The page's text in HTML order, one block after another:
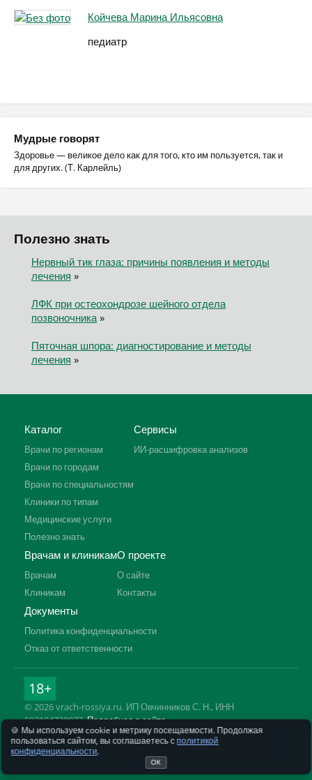
Койчева Марина Ильясовна
педиатр
Мудрые говорят
Здоровье — великое дело как для того, кто им пользуется, так и
для других. (Т. Карлейль)
Полезно знать
Нервный тик глаза: причины появления и методы
лечения »
ЛФК при остеохондрозе шейного отдела
позвоночника»
Пяточная шпора: диагностирование и методы
лечения »
Каталог
Врачи по регионам
Врачи по городам
Врачи по специальностям
Клиники по типам
Медицинские услуги
Полезно знать
Сервисы
ИИ-расшифровка анализов
Врачам и клиникам
Врачам
Клиникам
О проекте
О сайте
Контакты
Документы
Политика конфиденциальности
Отказ от ответственности
18+
© 2026 vrach-rossiya.ru. ИП Овчинников С. Н., ИНН
592104728977.Подробнее о сайте
Информация на сайте не заменяет приём врача. Имеются
противопоказания, необходима консультация специалиста.
🍪 Мы используем cookie и метрику посещаемости. Продолжая
пользоваться сайтом, вы соглашаетесь с политикой
конфиденциальности.
ОК